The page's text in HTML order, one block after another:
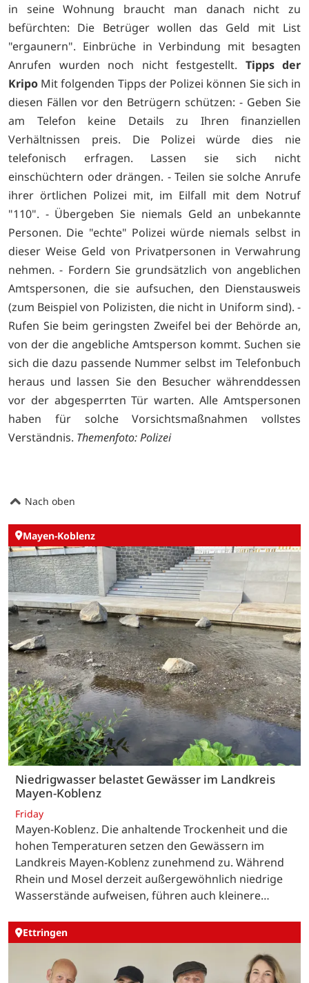
in seine Wohnung braucht man danach nicht zu
befürchten: Die Betrüger wollen das Geld mit List
"ergaunern". Einbrüche in Verbindung mit besagten
Anrufen wurden noch nicht festgestellt. Tipps der
Kripo Mit folgenden Tipps der Polizei können Sie sich in
diesen Fällen vor den Betrügern schützen: - Geben Sie
am Telefon keine Details zu Ihren finanziellen
Verhältnissen preis. Die Polizei würde dies nie
telefonisch erfragen. Lassen sie sich nicht
einschüchtern oder drängen. - Teilen sie solche Anrufe
ihrer örtlichen Polizei mit, im Eilfall mit dem Notruf
"110". - Übergeben Sie niemals Geld an unbekannte
Personen. Die "echte" Polizei würde niemals selbst in
dieser Weise Geld von Privatpersonen in Verwahrung
nehmen. - Fordern Sie grundsätzlich von angeblichen
Amtspersonen, die sie aufsuchen, den Dienstausweis
(zum Beispiel von Polizisten, die nicht in Uniform sind). -
Rufen Sie beim geringsten Zweifel bei der Behörde an,
von der die angebliche Amtsperson kommt. Suchen sie
sich die dazu passende Nummer selbst im Telefonbuch
heraus und lassen Sie den Besucher währenddessen
vor der abgesperrten Tür warten. Alle Amtspersonen
haben für solche Vorsichtsmaßnahmen vollstes
Verständnis. Themenfoto: Polizei
Nach oben
Mayen-Koblenz
Niedrigwasser belastet Gewässer im Landkreis
Mayen-Koblenz
Friday
Mayen-Koblenz. Die anhaltende Trockenheit und die
hohen Temperaturen setzen den Gewässern im
Landkreis Mayen-Koblenz zunehmend zu. Während
Rhein und Mosel derzeit außergewöhnlich niedrige
Wasserstände aufweisen, führen auch kleinere…
Ettringen